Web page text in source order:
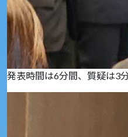
発表時間は6分間、質疑は3